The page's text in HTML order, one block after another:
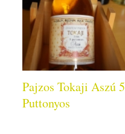
Pajzos Tokaji Aszú 5
Puttonyos